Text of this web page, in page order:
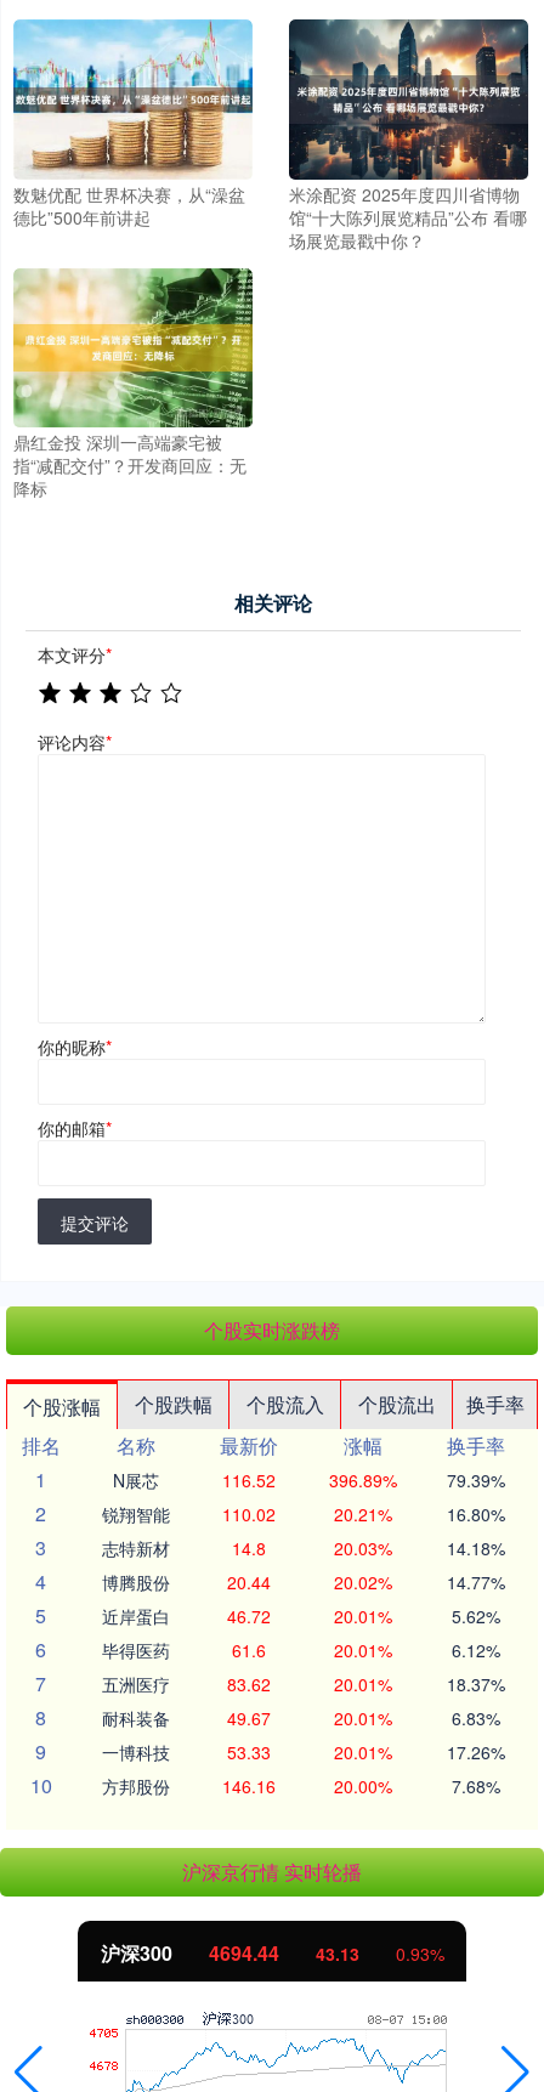
数魅优配 世界杯决赛，从“澡盆
德比”500年前讲起
米涂配资 2025年度四川省博物
馆“十大陈列展览精品”公布 看哪
场展览最戳中你？
鼎红金投 深圳一高端豪宅被
指“减配交付”？开发商回应：无
降标
相关评论
本文评分*
评论内容*
你的昵称*
你的邮箱*
提交评论
个股实时涨跌榜
个股涨幅 个股跌幅 个股流入 个股流出
换手率
排名
名称 最新价 涨幅
换手率
1
N展芯 116.52 396.89% 79.39%
2 锐翔智能 110.02 20.21% 16.80%
3 志特新材 14.8 20.03% 14.18%
4 博腾股份 20.44 20.02% 14.77%
5 近岸蛋白 46.72 20.01% 5.62%
6 毕得医药 61.6 20.01% 6.12%
7 五洲医疗 83.62 20.01% 18.37%
8 耐科装备 49.67 20.01% 6.83%
9 一博科技 53.33 20.01% 17.26%
10 方邦股份 146.16 20.00% 7.68%
沪深京行情 实时轮播
北证50 1134.24 11.37 1.01%